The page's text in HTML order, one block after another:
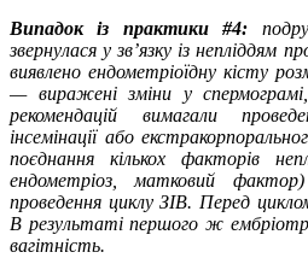
Випадок із практики #4:
звернулася у зв’язку із непліддям
виявлено ендометріоїдну кісту
— виражені зміни у
рекомендацій вимагали
інсемінації або
поєднання кількох факторів
ендометріоз, матковий
проведення циклу ЗІВ. Перед
В результаті першого ж
вагітність.